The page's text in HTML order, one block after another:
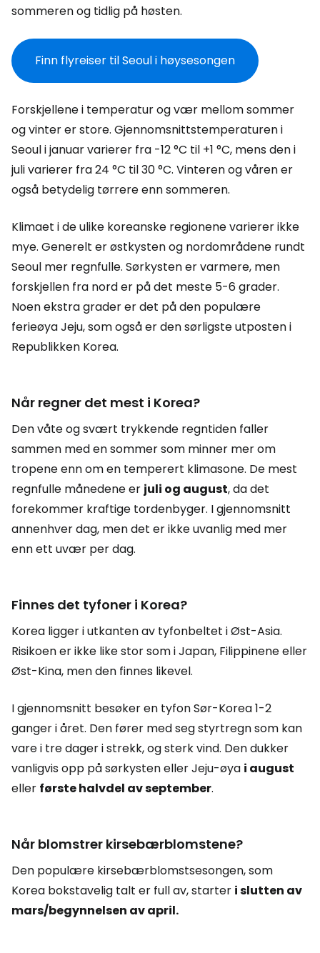
sommeren og tidlig på høsten.
Finn flyreiser til Seoul i høysesongen
Forskjellene i temperatur og vær mellom sommer
og vinter er store. Gjennomsnittstemperaturen i
Seoul i januar varierer fra -12 °C til +1 °C, mens den i
juli varierer fra 24 °C til 30 °C. Vinteren og våren er
også betydelig tørrere enn sommeren.
Klimaet i de ulike koreanske regionene varierer ikke
mye. Generelt er østkysten og nordområdene rundt
Seoul mer regnfulle. Sørkysten er varmere, men
forskjellen fra nord er på det meste 5-6 grader.
Noen ekstra grader er det på den populære
ferieøya Jeju, som også er den sørligste utposten i
Republikken Korea.
Når regner det mest i Korea?
Den våte og svært trykkende regntiden faller
sammen med en sommer som minner mer om
tropene enn om en temperert klimasone. De mest
regnfulle månedene er juli og august, da det
forekommer kraftige tordenbyger. I gjennomsnitt
annenhver dag, men det er ikke uvanlig med mer
enn ett uvær per dag.
Finnes det tyfoner i Korea?
Korea ligger i utkanten av tyfonbeltet i Øst-Asia.
Risikoen er ikke like stor som i Japan, Filippinene eller
Øst-Kina, men den finnes likevel.
I gjennomsnitt besøker en tyfon Sør-Korea 1-2
ganger i året. Den fører med seg styrtregn som kan
vare i tre dager i strekk, og sterk vind. Den dukker
vanligvis opp på sørkysten eller Jeju-øya i august
eller første halvdel av september.
Når blomstrer kirsebærblomstene?
Den populære kirsebærblomstsesongen, som
Korea bokstavelig talt er full av, starter i slutten av
mars/begynnelsen av april.